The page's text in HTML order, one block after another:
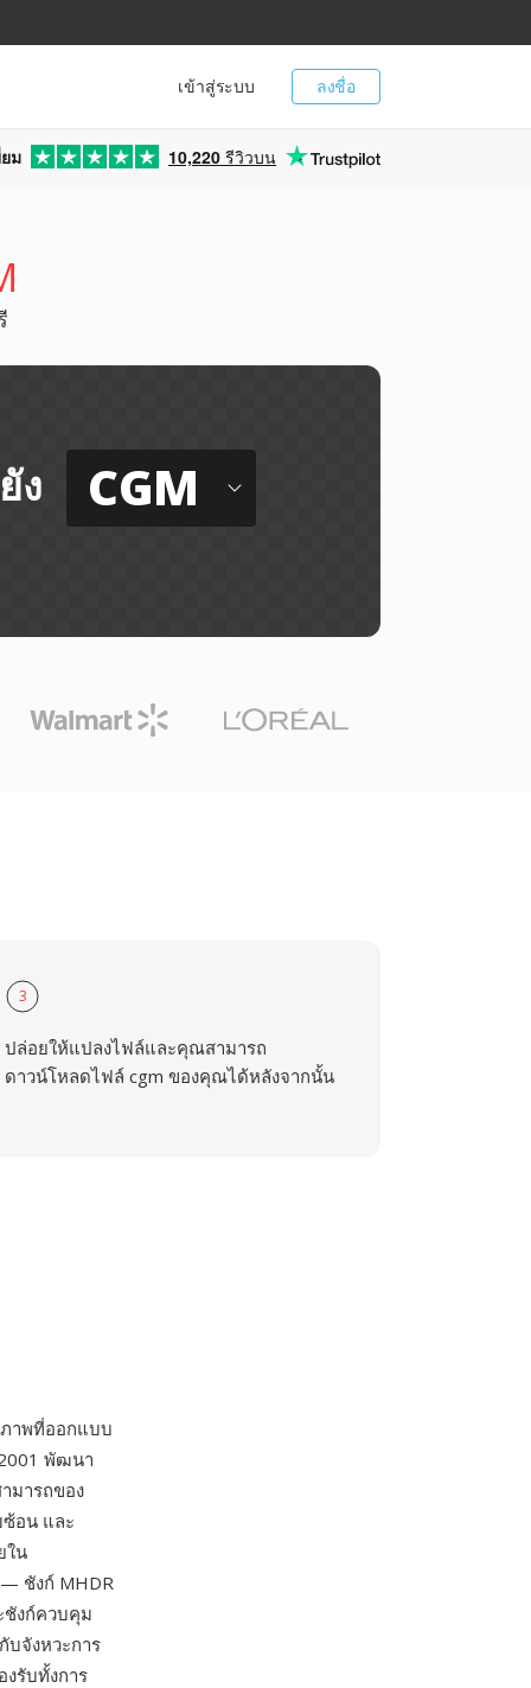
ลงชื่อ
เข้าสู่ระบบ
ม 10,220 รีวิวบน
ง CGM
3
ปล่อยให้แปลงไฟล์และคุณสามารถ
ดาวน์โหลดไฟล์ cgm ของคุณได้หลังจากนั้น
ภาพที่ออกแบบ
พัฒนา
มารถของ
อน และ
ใน
ชังก์ MHDR
ชังก์ควบคุม
บจังหวะการ
รับทั้งการ